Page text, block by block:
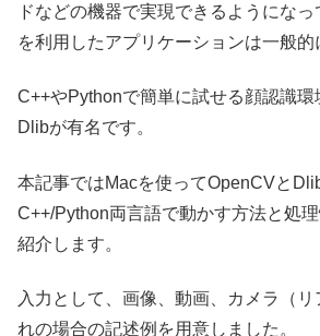
ドなどの機器で実現できるようにな
を利用したアプリケーションは一般的
C++やPythonで簡単に試せる顔認識環
Dlibが有名です。
本記事ではMacを使ってOpenCVと
C++/Python両言語で動かす方法と処
紹介します。
入力として、画像、動画、カメラ（
れの場合の記述例を用意しました。